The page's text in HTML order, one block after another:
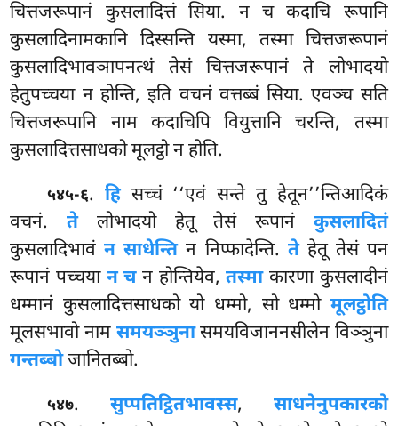
चित्तजरूपानं कुसलादित्तं सिया. न च कदाचि रूपानि
कुसलादिनामकानि दिस्सन्ति यस्मा, तस्मा चित्तजरूपानं
कुसलादिभावञापनत्थं तेसं चित्तजरूपानं ते लोभादयो
हेतुपच्चया न होन्ति, इति वचनं वत्तब्बं सिया. एवञ्च सति
चित्तजरूपानि नाम कदाचिपि वियुत्तानि चरन्ति, तस्मा
कुसलादित्तसाधको मूलट्ठो न होति.
५४५-६. हिसच्चं ‘‘एवं सन्ते तु हेतून’’न्तिआदिकं
वचनं. तेलोभादयो हेतू तेसं रूपानं कुसलादितं
कुसलादिभावंन साधेन्तिन निप्फादेन्ति. तेहेतू तेसं पन
रूपानं पच्चया न चन होन्तियेव,तस्माकारणा कुसलादीनं
धम्मानं कुसलादित्तसाधको यो धम्मो, सो धम्मो मूलट्ठोति
मूलसभावो नाम समयञ्ञुनासमयविजाननसीलेन विञ्ञुना
गन्तब्बोजानितब्बो.
५४७. सुप्पतिट्ठितभावस्स, साधनेनुपकारको